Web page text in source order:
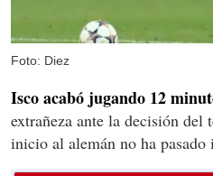
Foto: Diez
Isco acabó jugando 12
extrañeza ante la decisión del
inicio al alemán no ha